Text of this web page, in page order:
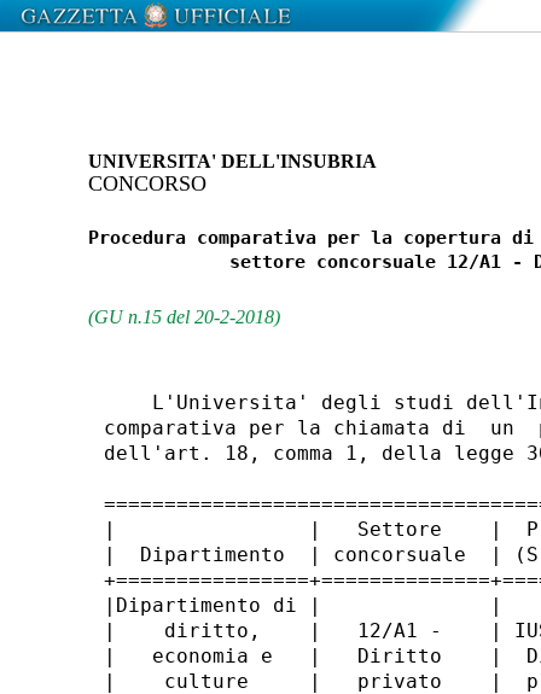
UNIVERSITA' DELL'INSUBRIA
CONCORSO
Procedura comparativa per la copertura
settore concorsuale 12/A1 -
(GU n.15 del 20-2-2018)
L'Universita' degli studi
comparativa per la chiamata di
dell'art. 18, comma 1, della legge
|                |   Settore    |
|  Dipartimento  | concorsuale  |
|Dipartimento di |
|    diritto,    |   12/A1 -    |
|   economia e   |   Diritto
|    culture     |   privato    |